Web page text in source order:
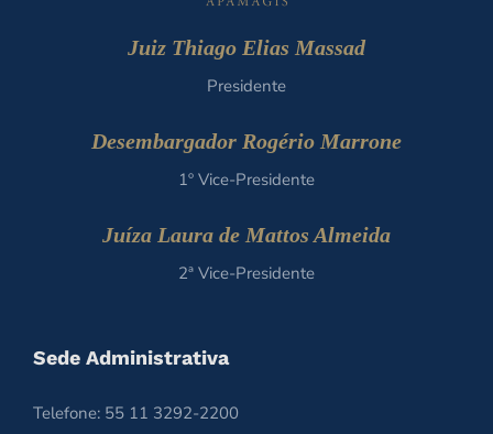
Juiz Thiago Elias Massad
Presidente
Desembargador Rogério Marrone
1º Vice-Presidente
Juíza Laura de Mattos Almeida
2ª Vice-Presidente
Sede Administrativa
Telefone: 55 11 3292-2200